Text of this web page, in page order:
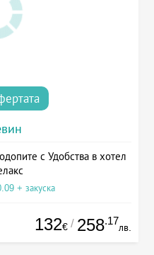
с Удобства в хотел
+ закуска
132€ / 258.17
лв.